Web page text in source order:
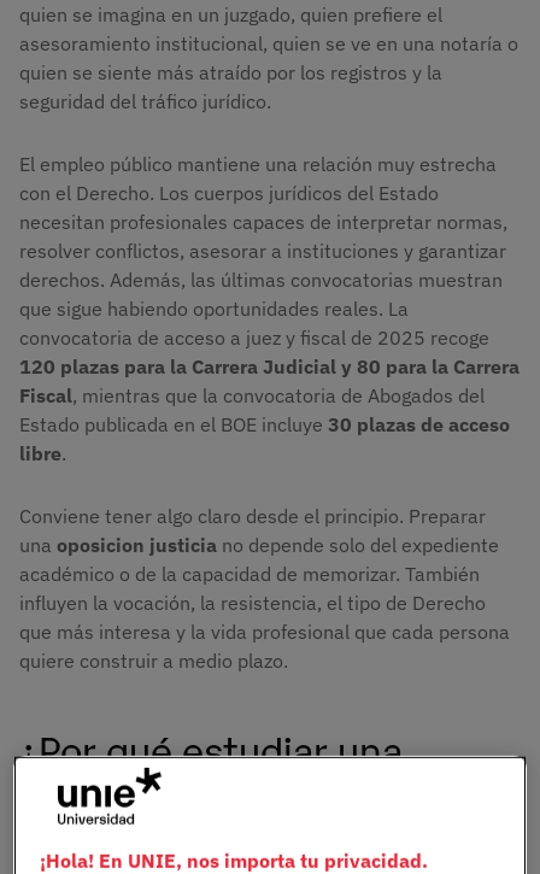
quien se imagina en un juzgado, quien prefiere el
asesoramiento institucional, quien se ve en una notaría o
quien se siente más atraído por los registros y la
seguridad del tráfico jurídico.
El empleo público mantiene una relación muy estrecha
con el Derecho. Los cuerpos jurídicos del Estado
necesitan profesionales capaces de interpretar normas,
resolver conflictos, asesorar a instituciones y garantizar
derechos. Además, las últimas convocatorias muestran
que sigue habiendo oportunidades reales. La
convocatoria de acceso a juez y fiscal de 2025 recoge
120 plazas para la Carrera Judicial y 80 para la Carrera
Fiscal, mientras que la convocatoria de Abogados del
Estado publicada en el BOE incluye 30 plazas de acceso
libre.
Conviene tener algo claro desde el principio. Preparar
una oposicion justicia no depende solo del expediente
académico o de la capacidad de memorizar. También
influyen la vocación, la resistencia, el tipo de Derecho
que más interesa y la vida profesional que cada persona
quiere construir a medio plazo.
¿Por qué estudiar una
oposición tras ser graduado
de derecho?
¡Hola! En UNIE, nos importa tu privacidad.